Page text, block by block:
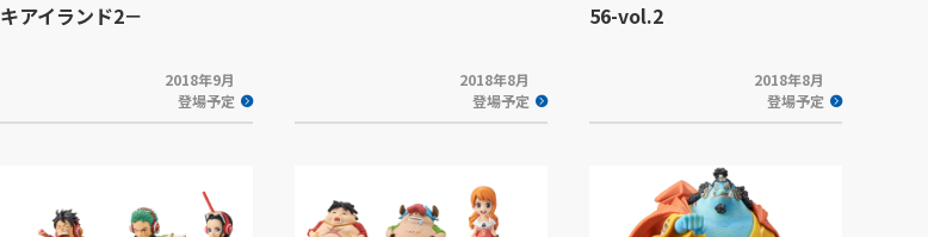
キアイランド2－
2018年9月
登場予定
2018年8月
登場予定
56-vol.2
2018年8月
登場予定